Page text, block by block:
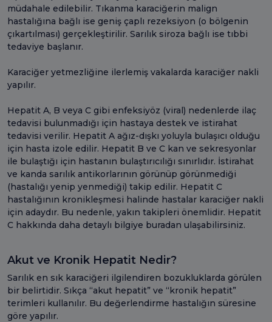
müdahale edilebilir. Tıkanma karaciğerin malign
hastalığına bağlı ise geniş çaplı rezeksiyon (o bölgenin
çıkartılması) gerçekleştirilir. Sarılık siroza bağlı ise tıbbi
tedaviye başlanır.
Karaciğer yetmezliğine ilerlemiş vakalarda karaciğer nakli
yapılır.
Hepatit A, B veya C gibi enfeksiyöz (viral) nedenlerde ilaç
tedavisi bulunmadığı için hastaya destek ve istirahat
tedavisi verilir. Hepatit A ağız-dışkı yoluyla bulaşıcı olduğu
için hasta izole edilir. Hepatit B ve C kan ve sekresyonlar
ile bulaştığı için hastanın bulaştırıcılığı sınırlıdır. İstirahat
ve kanda sarılık antikorlarının görünüp görünmediği
(hastalığı yenip yenmediği) takip edilir. Hepatit C
hastalığının kronikleşmesi halinde hastalar karaciğer nakli
için adaydır. Bu nedenle, yakın takipleri önemlidir. Hepatit
C hakkında daha detaylı bilgiye buradan ulaşabilirsiniz.
Akut ve Kronik Hepatit Nedir?
Sarılık en sık karaciğeri ilgilendiren bozukluklarda görülen
bir belirtidir. Sıkça “akut hepatit” ve “kronik hepatit”
terimleri kullanılır. Bu değerlendirme hastalığın süresine
göre yapılır.